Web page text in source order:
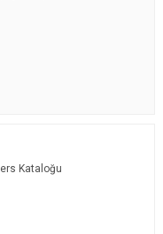
Kataloğu